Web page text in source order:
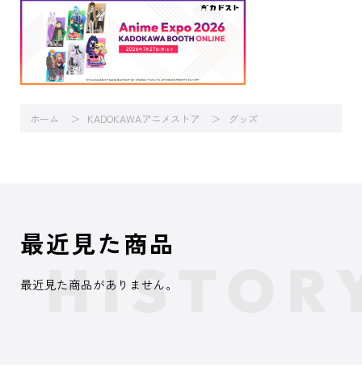
ホーム KADOKAWAアニメストア グッズ
最近見た商品
最近見た商品がありません。